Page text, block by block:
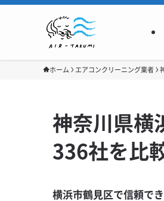
ホーム エアコンクリーニング業者
神奈川県横
336社を比
横浜市鶴見区で信頼で